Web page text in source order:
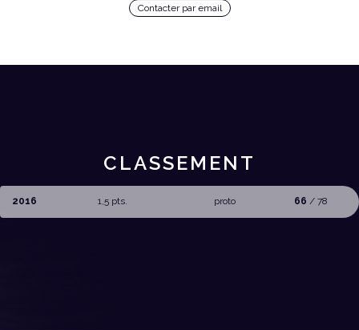
Contacter par email
CLASSEMENT
2016 1,5 pts. proto 66 / 78